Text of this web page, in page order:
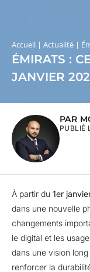
Accueil | Actualité |
ÉMIRATS :
JANVIER
PAR
PUBLIÉ
À partir du 1er
dans une nouvelle
changements
le digital et les
dans une vision
renforcer la